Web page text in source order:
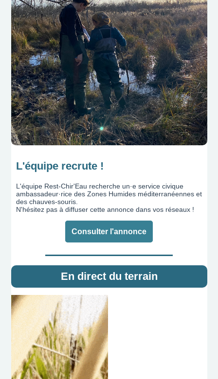
L'équipe recrute !
L'équipe Rest-Chir'Eau recherche un·e service civique
ambassadeur·rice des Zones Humides méditerranéennes et
des chauves-souris.
N'hésitez pas à diffuser cette annonce dans vos réseaux !
Consulter l'annonce
En direct du terrain